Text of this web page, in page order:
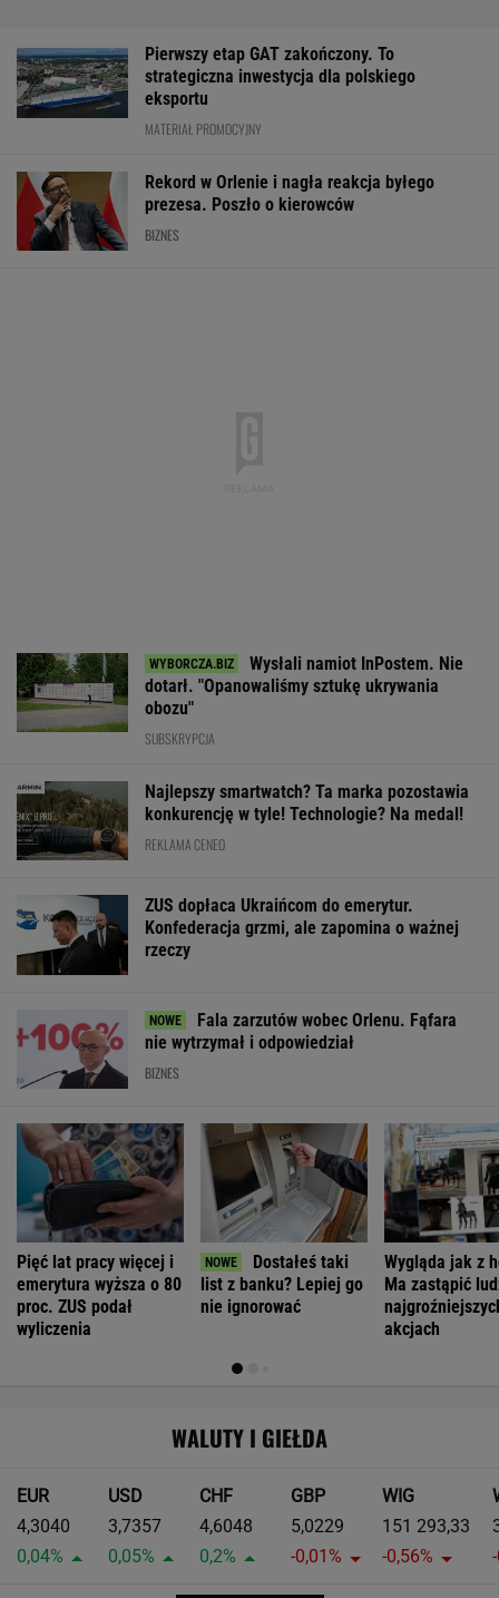
Pierwszy etap GAT zakończony. To
strategiczna inwestycja dla polskiego
eksportu
MATERIAŁ PROMOCYJNY
Rekord w Orlenie i nagła reakcja byłego
prezesa. Poszło o kierowców
BIZNES
Wysłali namiot InPostem. Nie
dotarł. "Opanowaliśmy sztukę ukrywania
obozu"
SUBSKRYPCJA
Najlepszy smartwatch? Ta marka pozostawia
konkurencję w tyle! Technologie? Na medal!
REKLAMA CENEO
ZUS dopłaca Ukraińcom do emerytur.
Konfederacja grzmi, ale zapomina o ważnej
rzeczy
Fala zarzutów wobec Orlenu. Fąfara
nie wytrzymał i odpowiedział
BIZNES
Pięć lat pracy więcej i
emerytura wyższa o 80
proc. ZUS podał
wyliczenia
Dostałeś taki
list z banku? Lepiej go
nie ignorować
Wygląda jak z
Ma zastąpić
akcjach
WALUTY I GIEŁDA
EUR
4,3040
0,04%
USD
3,7357
0,05%
CHF
4,6048
0,2%
GBP
5,0229
-0,01%
WIG
151 293,33
-0,56%